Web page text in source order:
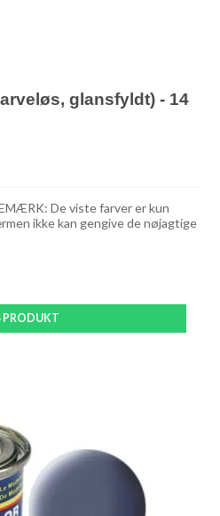
glansfyldt) - 14
De viste farver er kun
ikke kan gengive de nøjagtige
PRODUKT